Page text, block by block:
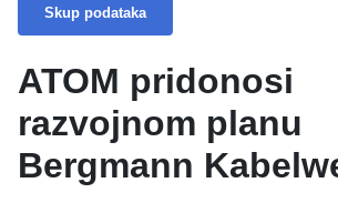
Skup podataka
ATOM pridonosi
razvojnom planu
Bergmann